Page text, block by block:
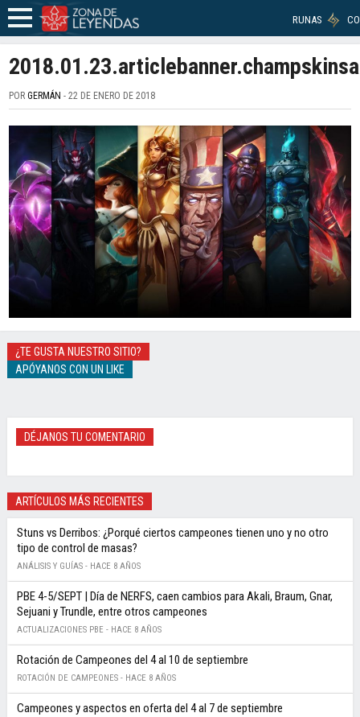
RUNAS
PORGERMÁN - 22 DE ENERO DE 2018
¿TE GUSTA NUESTRO SITIO?
APÓYANOS CON UN LIKE
DÉJANOS TU COMENTARIO
ARTÍCULOS MÁS RECIENTES
Stuns vs Derribos: ¿Porqué ciertos campeones tienen uno y no otro
tipo de control de masas?
ANÁLISIS Y GUÍAS - HACE 8 AÑOS
PBE 4-5/SEPT | Día de NERFS, caen cambios para Akali, Braum, Gnar,
Sejuani y Trundle, entre otros campeones
ACTUALIZACIONES PBE - HACE 8 AÑOS
Rotación de Campeones del 4 al 10 de septiembre
ROTACIÓN DE CAMPEONES - HACE 8 AÑOS
Campeones y aspectos en oferta del 4 al 7 de septiembre